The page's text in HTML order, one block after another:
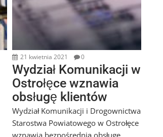
21 kwietnia 2021 0
Wydział Komunikacji w
Ostrołęce wznawia
obsługę klientów
Wydział Komunikacji i Drogownictwa
Starostwa Powiatowego w Ostrołęce